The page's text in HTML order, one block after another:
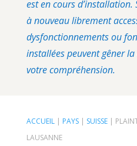
est en cours
à nouveau librement
dysfonctionnements ou
installées peuvent gêner
votre compréhension.
ACCUEIL| PAYS| SUISSE|
LAUSANNE